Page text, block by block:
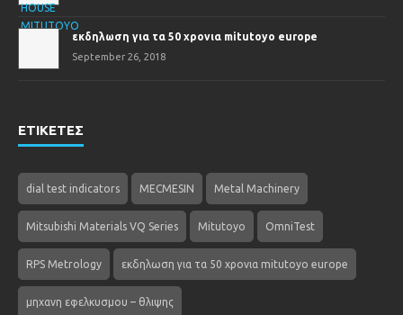
εκδηλωση για τα 50 χρονια mitutoyo europe
September 26, 2018
ΕΤΙΚΕΤΕΣ
dial test indicators MECMESIN Metal Machinery
Mitsubishi Materials VQ Series Mitutoyo OmniTest
RPS Metrology εκδηλωση για τα 50 χρονια mitutoyo europe
μηχανη εφελκυσμου – θλιψης